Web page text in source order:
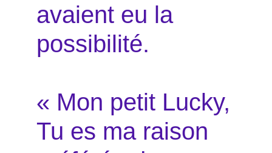
avaient eu la
possibilité.
« Mon petit Lucky,
Tu es ma raison